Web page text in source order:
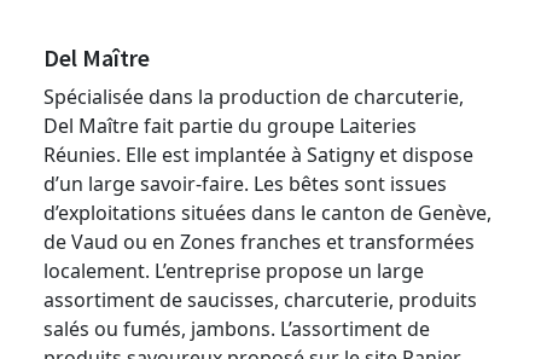
Del Maître
Spécialisée dans la production de charcuterie,
Del Maître fait partie du groupe Laiteries
Réunies. Elle est implantée à Satigny et dispose
d’un large savoir-faire. Les bêtes sont issues
d’exploitations situées dans le canton de Genève,
de Vaud ou en Zones franches et transformées
localement. L’entreprise propose un large
assortiment de saucisses, charcuterie, produits
salés ou fumés, jambons. L’assortiment de